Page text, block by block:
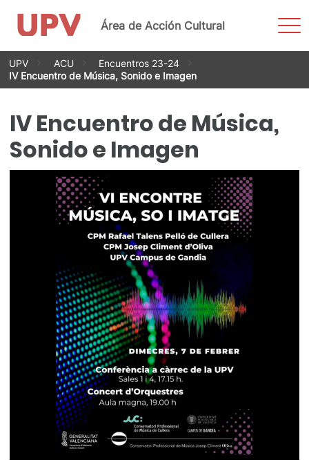
Saltar
contenido
Área de Acción Cultural
UPV ACU
Encuentros 23-24
IV Encuentro de Música, Sonido e Imagen
IV Encuentro de Música,
Sonido e Imagen